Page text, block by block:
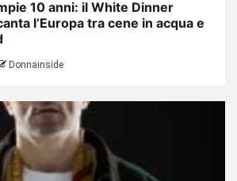
10 anni: il White Dinner
l’Europa tra cene in acqua e
Donnainside